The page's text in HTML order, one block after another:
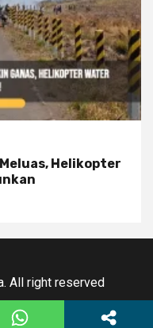
Helikopter
All right reserved